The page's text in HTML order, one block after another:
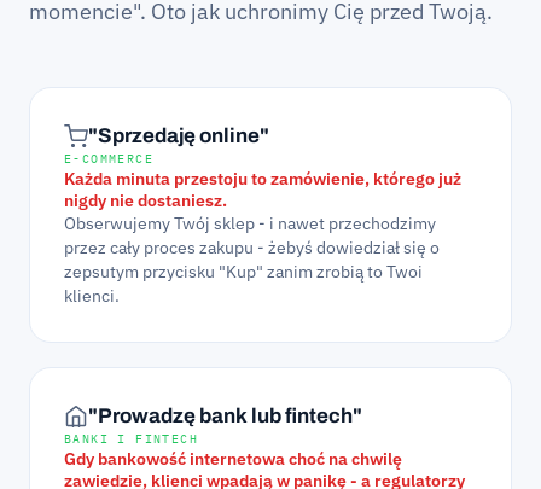
momencie". Oto jak uchronimy Cię przed Twoją.
"Sprzedaję online"
E-COMMERCE
Każda minuta przestoju to zamówienie, którego już
nigdy nie dostaniesz.
Obserwujemy Twój sklep - i nawet przechodzimy
przez cały proces zakupu - żebyś dowiedział się o
zepsutym przycisku "Kup" zanim zrobią to Twoi
klienci.
"Prowadzę bank lub fintech"
BANKI I FINTECH
Gdy bankowość internetowa choć na chwilę
zawiedzie, klienci wpadają w panikę - a regulatorzy